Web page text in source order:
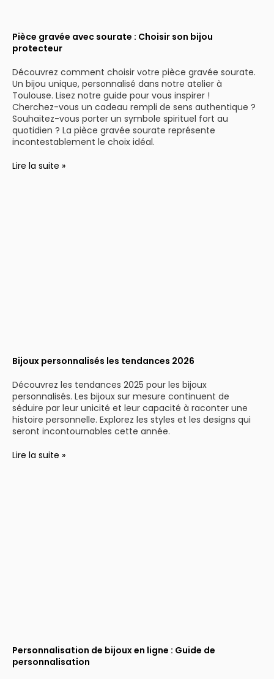
Pièce gravée avec sourate : Choisir son bijou
protecteur
Découvrez comment choisir votre pièce gravée sourate.
Un bijou unique, personnalisé dans notre atelier à
Toulouse. Lisez notre guide pour vous inspirer !
Cherchez-vous un cadeau rempli de sens authentique ?
Souhaitez-vous porter un symbole spirituel fort au
quotidien ? La pièce gravée sourate représente
incontestablement le choix idéal.
Lire la suite »
Bijoux personnalisés les tendances 2026
Découvrez les tendances 2025 pour les bijoux
personnalisés. Les bijoux sur mesure continuent de
séduire par leur unicité et leur capacité à raconter une
histoire personnelle. Explorez les styles et les designs qui
seront incontournables cette année.
Lire la suite »
Personnalisation de bijoux en ligne : Guide de
personnalisation